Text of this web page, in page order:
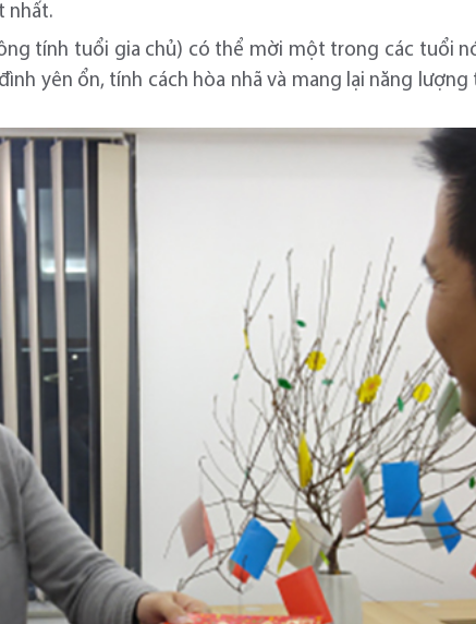
nhất.
tính tuổi gia chủ) có thể mời một trong các tuổi
yên ổn, tính cách hòa nhã và mang lại năng